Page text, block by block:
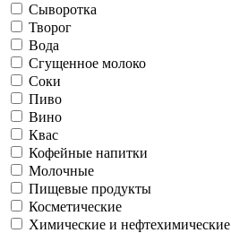
Сыворотка
Творог
Вода
Сгущенное молоко
Соки
Пиво
Вино
Квас
Кофейные напитки
Молочные
Пищевые продукты
Косметические
Химические и нефтехимические